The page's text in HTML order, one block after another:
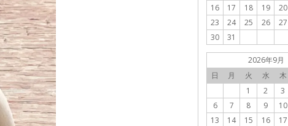
16
17 18 19 20
23
24 25 26 27
30
31
2026年9月
日
月 火 水 木
1
2 3
6
7 8 9 10
13
14 15 16 17